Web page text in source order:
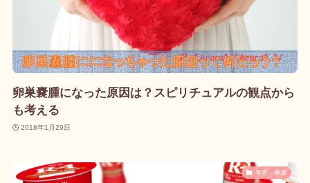
卵巣嚢腫になった原因は？スピリチュアルの観点から
も考える
2018年1月29日
美容・健康